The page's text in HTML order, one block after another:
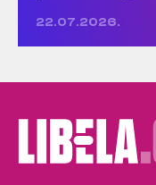
22.07.2026.